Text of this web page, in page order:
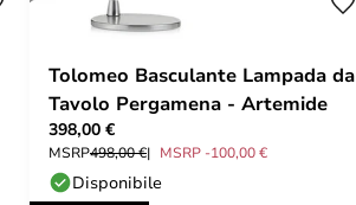
Tolomeo Basculante Lampada da
Tavolo Pergamena - Artemide
398,00 €
MSRP498,00 € MSRP -100,00 €
Disponibile